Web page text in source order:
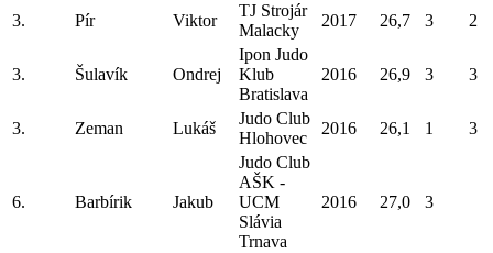
3. Pír Viktor
TJ Strojár
Malacky
2017 26,7 3 2
3. Šulavík Ondrej
Ipon Judo
Klub
Bratislava
2016 26,9 3 3
3. Zeman Lukáš
Judo Club
Hlohovec
2016 26,1 1 3
6. Barbírik Jakub
Judo Club
AŠK -
UCM
Slávia
Trnava
2016 27,0 3